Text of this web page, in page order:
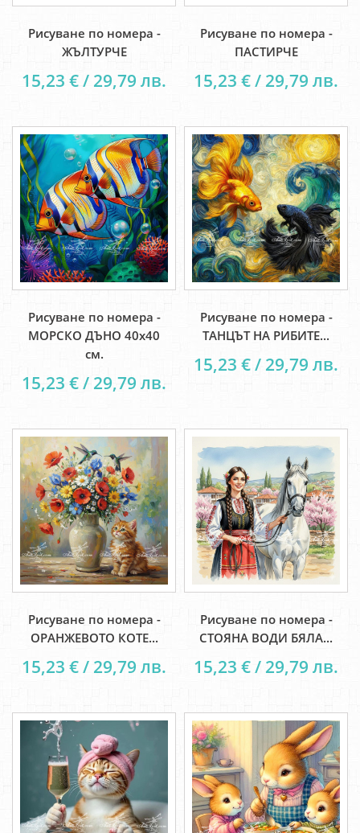
Рисуване по номера -
ЖЪЛТУРЧЕ
15,23 € / 29,79 лв.
Рисуване по номера -
ПАСТИРЧЕ
15,23 € / 29,79 лв.
Рисуване по номера -
МОРСКО ДЪНО 40х40
см.
15,23 € / 29,79 лв.
Рисуване по номера -
ТАНЦЪТ НА РИБИТЕ...
15,23 € / 29,79 лв.
Рисуване по номера -
ОРАНЖЕВОТО КОТЕ...
15,23 € / 29,79 лв.
Рисуване по номера -
СТОЯНА ВОДИ БЯЛА...
15,23 € / 29,79 лв.